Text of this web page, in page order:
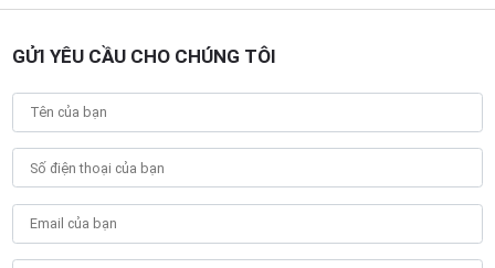
GỬI YÊU CẦU CHO CHÚNG TÔI